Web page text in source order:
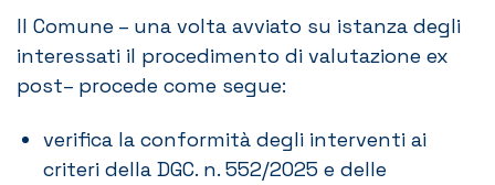
Il Comune – una volta avviato su istanza degli
interessati il procedimento di valutazione ex
post– procede come segue:
verifica la conformità degli interventi ai
criteri della DGC. n. 552/2025 e delle